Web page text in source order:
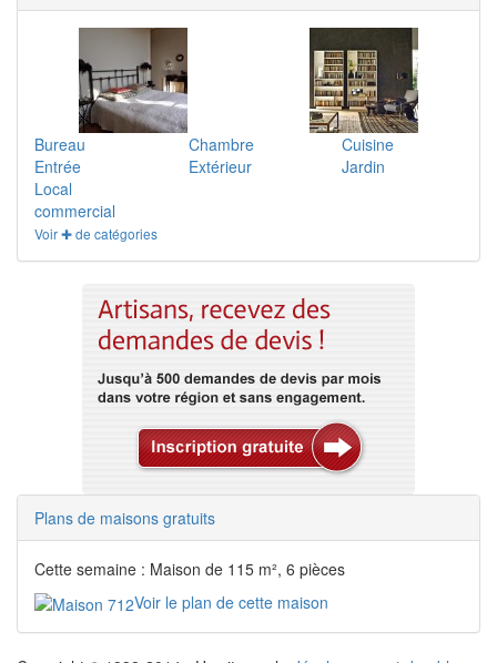
Bureau Chambre
Cuisine
Entrée
Extérieur
Jardin
Local
commercial
Voir ✚ de catégories
Plans de maisons gratuits
Cette semaine : Maison de 115 m², 6 pièces
Voir le plan de cette maison